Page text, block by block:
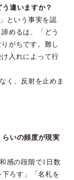
違いますか？
という事実を認
めるは、「どう
がちです。難し
入れによって行
く、反射を止めま
いの頻度が現実
感の段階で1日数
ろす」「名札を